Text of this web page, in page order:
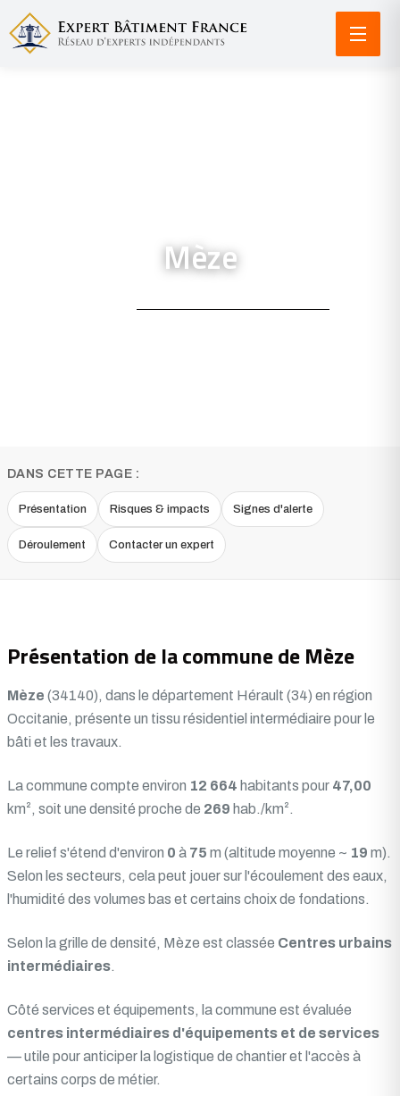
Mèze
DANS CETTE PAGE :
Présentation Risques & impacts Signes d'alerte
Déroulement Contacter un expert
Présentation de la commune de Mèze
Mèze (34140), dans le département Hérault (34) en région
Occitanie, présente un tissu résidentiel intermédiaire pour le
bâti et les travaux.
La commune compte environ 12 664 habitants pour 47,00
km², soit une densité proche de 269 hab./km².
Le relief s'étend d'environ 0 à 75 m (altitude moyenne ~ 19 m).
Selon les secteurs, cela peut jouer sur l'écoulement des eaux,
l'humidité des volumes bas et certains choix de fondations.
Selon la grille de densité, Mèze est classée Centres urbains
intermédiaires.
Côté services et équipements, la commune est évaluée
centres intermédiaires d'équipements et de services
— utile pour anticiper la logistique de chantier et l'accès à
certains corps de métier.